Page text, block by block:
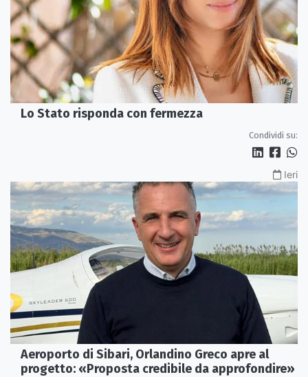
Lo Stato risponda con fermezza
Condividi su:
Ieri
Aeroporto di Sibari, Orlandino Greco apre al
progetto: «Proposta credibile da approfondire»